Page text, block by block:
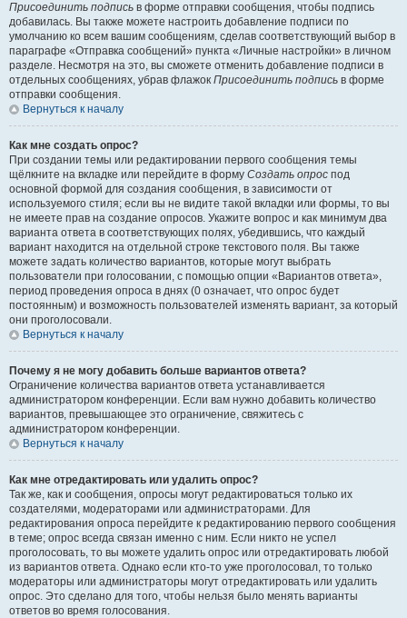
Присоединить подпись в форме отправки сообщения, чтобы подпись
добавилась. Вы также можете настроить добавление подписи по
умолчанию ко всем вашим сообщениям, сделав соответствующий выбор в
параграфе «Отправка сообщений» пункта «Личные настройки» в личном
разделе. Несмотря на это, вы сможете отменить добавление подписи в
отдельных сообщениях, убрав флажок Присоединить подпись в форме
отправки сообщения.
Вернуться к началу
Как мне создать опрос?
При создании темы или редактировании первого сообщения темы
щёлкните на вкладке или перейдите в форму Создать опрос под
основной формой для создания сообщения, в зависимости от
используемого стиля; если вы не видите такой вкладки или формы, то вы
не имеете прав на создание опросов. Укажите вопрос и как минимум два
варианта ответа в соответствующих полях, убедившись, что каждый
вариант находится на отдельной строке текстового поля. Вы также
можете задать количество вариантов, которые могут выбрать
пользователи при голосовании, с помощью опции «Вариантов ответа»,
период проведения опроса в днях (0 означает, что опрос будет
постоянным) и возможность пользователей изменять вариант, за который
они проголосовали.
Вернуться к началу
Почему я не могу добавить больше вариантов ответа?
Ограничение количества вариантов ответа устанавливается
администратором конференции. Если вам нужно добавить количество
вариантов, превышающее это ограничение, свяжитесь с
администратором конференции.
Вернуться к началу
Как мне отредактировать или удалить опрос?
Так же, как и сообщения, опросы могут редактироваться только их
создателями, модераторами или администраторами. Для
редактирования опроса перейдите к редактированию первого сообщения
в теме; опрос всегда связан именно с ним. Если никто не успел
проголосовать, то вы можете удалить опрос или отредактировать любой
из вариантов ответа. Однако если кто-то уже проголосовал, то только
модераторы или администраторы могут отредактировать или удалить
опрос. Это сделано для того, чтобы нельзя было менять варианты
ответов во время голосования.